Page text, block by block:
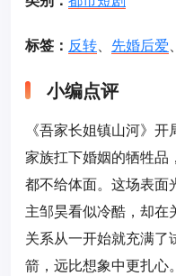
标签： 反转、 先婚后爱、
小编点评
《吾家长姐镇山河》
家族扛下婚姻的牺牲品
都不给体面。这场表面
主邹昊看似冷酷，却在
关系从一开始就充满了
箭，远比想象中更扎心